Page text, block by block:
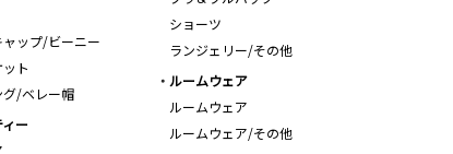
ャップ/ビーニー
ト
グ/ベレー帽
ショーツ
ランジェリー/その他
ルームウェア
ルームウェア
ルームウェア/その他
ー